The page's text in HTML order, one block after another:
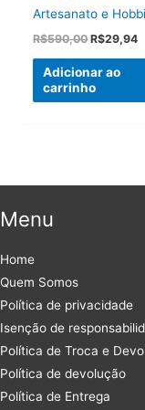
Artesanato e
R$590,00O
original
era:
R$590,00.
R$29,94O
Adicionar ao
carrinho
Menu
Home
Quem Somos
Política de privacidade
Isenção de
Política de Troca e
Política de devolução
Política de Entrega